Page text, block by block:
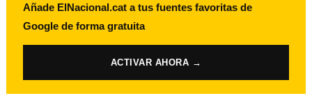
Añade ElNacional.cat a tus fuentes favoritas de
Google de forma gratuita
ACTIVAR AHORA →